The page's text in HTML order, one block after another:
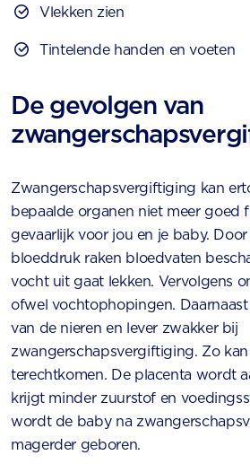
Vlekken zien
Tintelende handen en voeten
De gevolgen van
Zwangerschapsvergiftiging kan
bepaalde organen niet meer goed
gevaarlijk voor jou en je baby.
bloeddruk raken bloedvaten
vocht uit gaat lekken. Vervolgens
ofwel vochtophopingen.
van de nieren en lever zwakker bij
zwangerschapsvergiftiging. Zo
terechtkomen. De placenta wordt
krijgt minder zuurstof en
wordt de baby na
magerder geboren.